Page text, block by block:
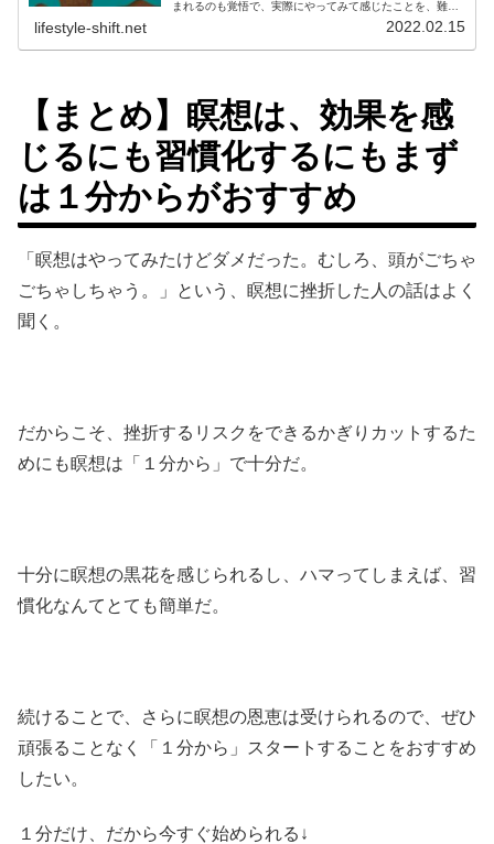
まれるのも覚悟で、実際にやってみて感じたことを、難し
lifestyle-shift.net 2022.02.15
【まとめ】瞑想は、効果を感
じるにも習慣化するにもまず
は１分からがおすすめ
「瞑想はやってみたけどダメだった。むしろ、頭がごちゃ
ごちゃしちゃう。」という、瞑想に挫折した人の話はよく
聞く。
だからこそ、挫折するリスクをできるかぎりカットするた
めにも瞑想は「１分から」で十分だ。
十分に瞑想の黒花を感じられるし、ハマってしまえば、習
慣化なんてとても簡単だ。
続けることで、さらに瞑想の恩恵は受けられるので、ぜひ
頑張ることなく「１分から」スタートすることをおすすめ
したい。
１分だけ、だから今すぐ始められる↓